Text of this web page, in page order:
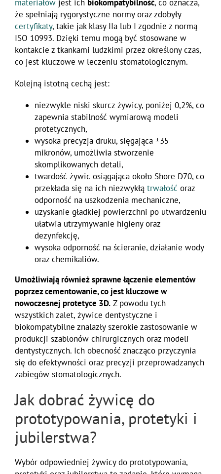
materiałów jest ich biokompatybilność, co oznacza,
że spełniają rygorystyczne normy oraz zdobyły
certyfikaty, takie jak klasy IIa lub I zgodnie z normą
ISO 10993. Dzięki temu mogą być stosowane w
kontakcie z tkankami ludzkimi przez określony czas,
co jest kluczowe w leczeniu stomatologicznym.
Kolejną istotną cechą jest:
niezwykle niski skurcz żywicy, poniżej 0,2%, co
zapewnia stabilność wymiarową modeli
protetycznych,
wysoka precyzja druku, sięgająca ±35
mikronów, umożliwia stworzenie
skomplikowanych detali,
twardość żywic osiągająca około Shore D70, co
przekłada się na ich niezwykłą trwałość oraz
odporność na uszkodzenia mechaniczne,
uzyskanie gładkiej powierzchni po utwardzeniu
ułatwia utrzymywanie higieny oraz
dezynfekcję,
wysoka odporność na ścieranie, działanie wody
oraz chemikaliów.
Umożliwiają również sprawne łączenie elementów
poprzez cementowanie, co jest kluczowe w
nowoczesnej protetyce 3D. Z powodu tych
wszystkich zalet, żywice dentystyczne i
biokompatybilne znalazły szerokie zastosowanie w
produkcji szablonów chirurgicznych oraz modeli
dentystycznych. Ich obecność znacząco przyczynia
się do efektywności oraz precyzji przeprowadzanych
zabiegów stomatologicznych.
Jak dobrać żywicę do
prototypowania, protetyki i
jubilerstwa?
Wybór odpowiedniej żywicy do prototypowania,